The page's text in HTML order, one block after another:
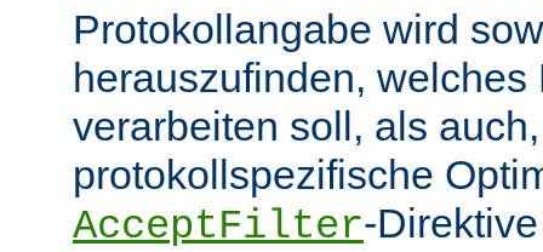
Protokollangabe wird
herauszufinden, welches
verarbeiten soll, als
protokollspezifische
AcceptFilter-